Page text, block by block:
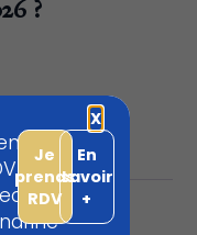
?
X
Je
prends
RDV
En
savoir
+